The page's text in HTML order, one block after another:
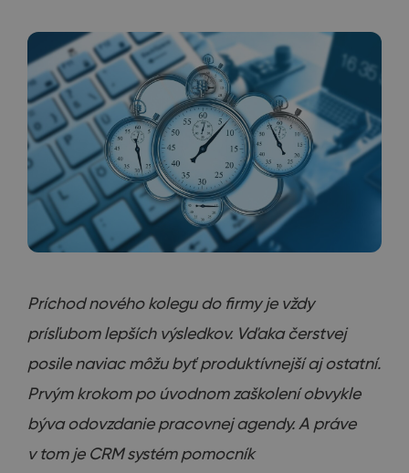
Príchod nového kolegu do firmy je vždy
prísľubom lepších výsledkov. Vďaka čerstvej
posile naviac môžu byť produktívnejší aj ostatní.
Prvým krokom po úvodnom zaškolení obvykle
býva odovzdanie pracovnej agendy. A práve
v tom je CRM systém pomocník